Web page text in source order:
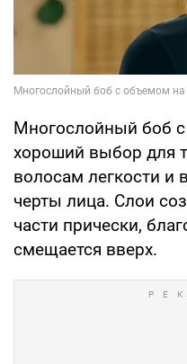
Многослойный боб
хороший выбор для
волосам легкости и
черты лица. Слои
части прически,
смещается вверх.